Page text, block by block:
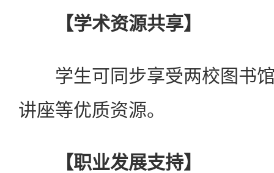
【学术资源共享】
学生可同步享受两校图书馆
讲座等优质资源。
【职业发展支持】